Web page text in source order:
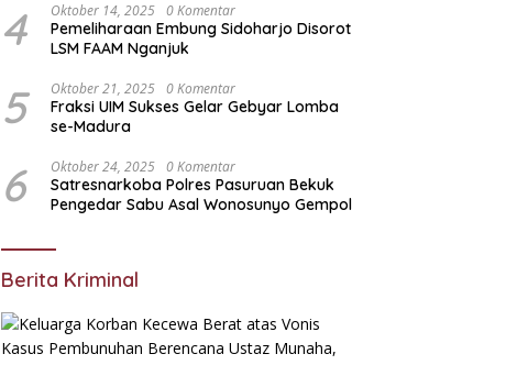
4 Oktober 14, 2025 0 Komentar
Pemeliharaan Embung Sidoharjo Disorot
LSM FAAM Nganjuk
5 Oktober 21, 2025 0 Komentar
Fraksi UIM Sukses Gelar Gebyar Lomba
se-Madura
6 Oktober 24, 2025 0 Komentar
Satresnarkoba Polres Pasuruan Bekuk
Pengedar Sabu Asal Wonosunyo Gempol
Berita Kriminal